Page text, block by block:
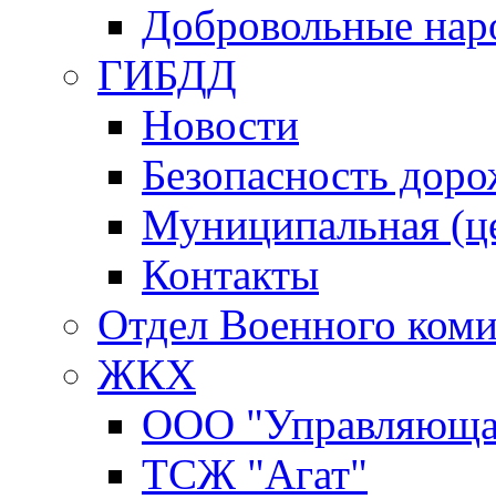
Добровольные
ГИБДД
Новости
Безопасность
Муниципальная
Контакты
Отдел Военного
ЖКХ
ООО
ТСЖ "Агат"